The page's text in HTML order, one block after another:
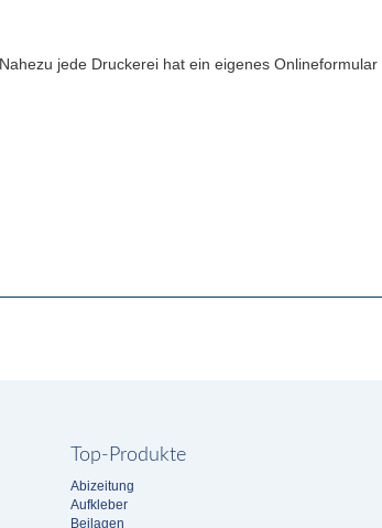
jede Druckerei hat ein eigenes
Top-Produkte
Abizeitung
Aufkleber
Beilagen